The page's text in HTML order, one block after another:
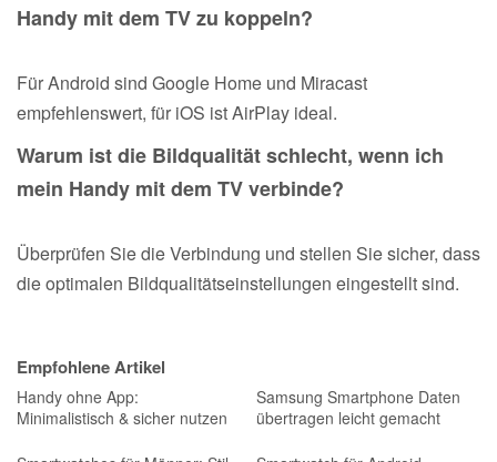
Handy mit dem TV zu koppeln?
Für Android sind Google Home und Miracast
empfehlenswert, für iOS ist AirPlay ideal.
Warum ist die Bildqualität schlecht, wenn ich
mein Handy mit dem TV verbinde?
Überprüfen Sie die Verbindung und stellen Sie sicher, dass
die optimalen Bildqualitätseinstellungen eingestellt sind.
Empfohlene Artikel
Handy ohne App:
Minimalistisch & sicher nutzen
Samsung Smartphone Daten
übertragen leicht gemacht